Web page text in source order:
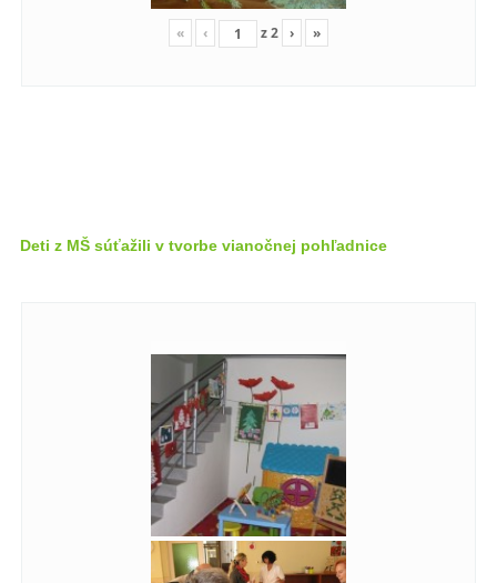
« ‹ z2 › »
Deti z MŠ súťažili v tvorbe vianočnej pohľadnice